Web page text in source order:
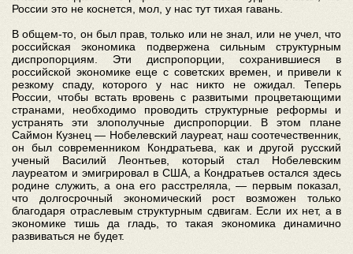
России это не коснется, мол, у нас тут тихая гавань.
В общем-то, он был прав, только или не знал, или не учел, что
российская экономика подвержена сильным структурным
диспропорциям. Эти диспропорции, сохранившиеся в
российской экономике еще с советских времен, и привели к
резкому спаду, которого у нас никто не ожидал. Теперь
России, чтобы встать вровень с развитыми процветающими
странами, необходимо проводить структурные реформы и
устранять эти злополучные диспропорции. В этом плане
Саймон Кузнец — Нобелевский лауреат, наш соотечественник,
он был современником Кондратьева, как и другой русский
ученый Василий Леонтьев, который стал Нобелевским
лауреатом и эмигрировал в США, а Кондратьев остался здесь
родине служить, а она его расстреляла, — первым показал,
что долгосрочный экономический рост возможен только
благодаря отраслевым структурным сдвигам. Если их нет, а в
экономике тишь да гладь, то такая экономика динамично
развиваться не будет.